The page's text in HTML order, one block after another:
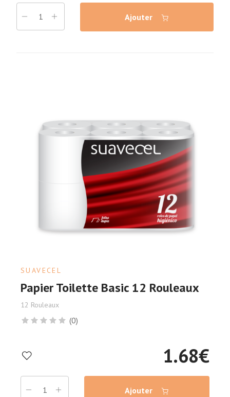
Ajouter
SUAVECEL
Papier Toilette Basic 12 Rouleaux
12 Rouleaux
(0)
1.68€
Ajouter